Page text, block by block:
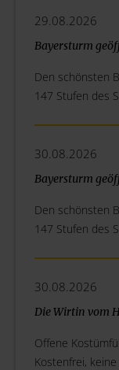
29.08.2026
Bayersturm
Den schönsten
147 Stufen des
30.08.2026
Bayersturm
Den schönsten
147 Stufen des
30.08.2026
Die Wirtin vom
Offene
Kostenfrei,